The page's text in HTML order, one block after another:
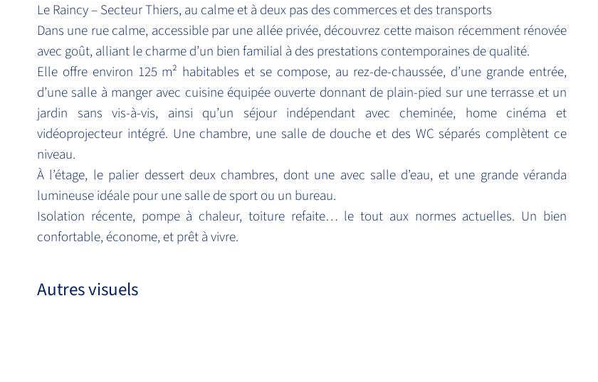
Le Raincy – Secteur Thiers, au calme et à deux pas des commerces et des transports
Dans une rue calme, accessible par une allée privée, découvrez cette maison récemment rénovée
avec goût, alliant le charme d’un bien familial à des prestations contemporaines de qualité.
Elle offre environ 125 m² habitables et se compose, au rez-de-chaussée, d’une grande entrée,
d’une salle à manger avec cuisine équipée ouverte donnant de plain-pied sur une terrasse et un
jardin sans vis-à-vis, ainsi qu’un séjour indépendant avec cheminée, home cinéma et
vidéoprojecteur intégré. Une chambre, une salle de douche et des WC séparés complètent ce
niveau.
À l’étage, le palier dessert deux chambres, dont une avec salle d’eau, et une grande véranda
lumineuse idéale pour une salle de sport ou un bureau.
Isolation récente, pompe à chaleur, toiture refaite… le tout aux normes actuelles. Un bien
confortable, économe, et prêt à vivre.
Autres visuels